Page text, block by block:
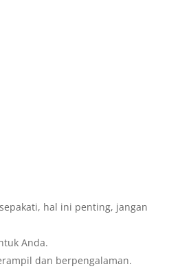
hal ini penting, jangan
Anda.
dan berpengalaman.